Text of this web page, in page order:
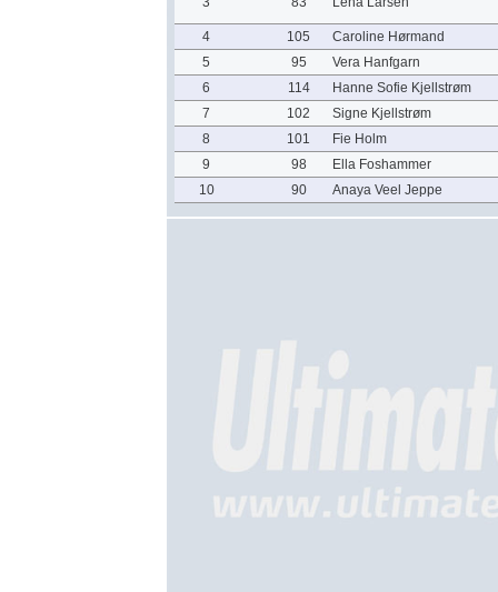
4 105
Caroline Hørmand
5
95
Vera Hanfgarn
6
114
Hanne Sofie Kjellstrøm
7
102
Signe Kjellstrøm
8
101
Fie Holm
9
98
Ella Foshammer
10
90 Anaya Veel Jeppe